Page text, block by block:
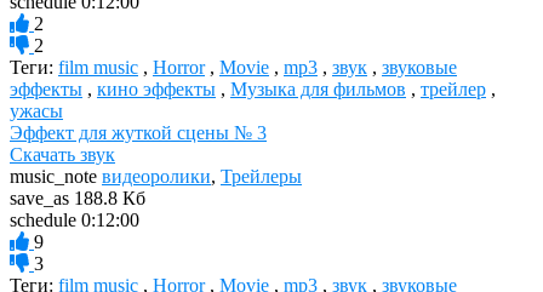
2
2
Теги: film music , Horror, Movie , mp3 , звук , звуковые
эффекты , кино эффекты , Музыка для фильмов , трейлер ,
ужасы
Эффект для жуткой сцены № 3
Скачать звук
music_note видеоролики, Трейлеры
save_as 188.8 Кб
schedule 0:12:00
9
3
Теги: film music , Horror, Movie , mp3 , звук , звуковые